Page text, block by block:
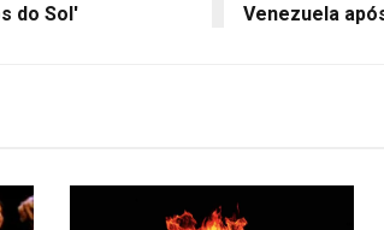
do Sol'
Venezuela